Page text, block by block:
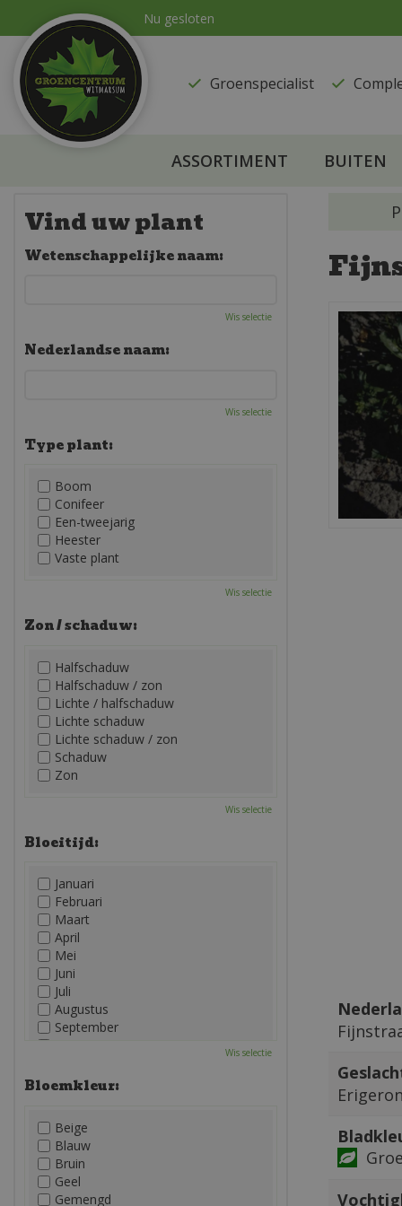
naar
content
Nu gesloten
Groenspecialist
ASSORTIMENT BUITEN
Erigeron
Vind uw plant
Wetenschappelijke naam:
Wis selectie
Nederlandse naam:
Wis selectie
Type plant:
Boom
Conifeer
Een-tweejarig
Heester
Vaste plant
Wis selectie
Zon / schaduw:
Halfschaduw
Halfschaduw / zon
Lichte / halfschaduw
Lichte schaduw
Lichte schaduw / zon
Schaduw
Zon
Wis selectie
Bloeitijd:
Januari
Februari
Maart
April
Mei
Juni
Juli
Augustus
September
December
Wis selectie
Bloemkleur:
Beige
Blauw
Bruin
Geel
Gemengd